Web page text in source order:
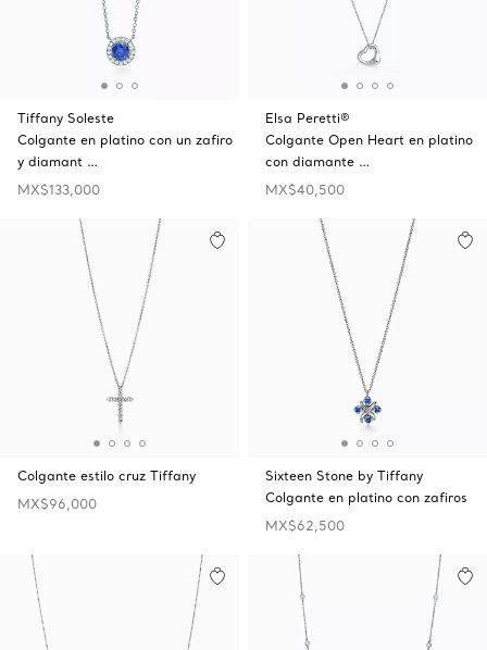
Tiffany Soleste
Colgante en platino con un zafiro
y diamant …
MX$133,000
Elsa Peretti®
Colgante Open Heart en platino
con diamante …
MX$40,500
Colgante estilo cruz Tiffany
MX$96,000
Sixteen Stone by Tiffany
Colgante en platino con zafiros
MX$62,500